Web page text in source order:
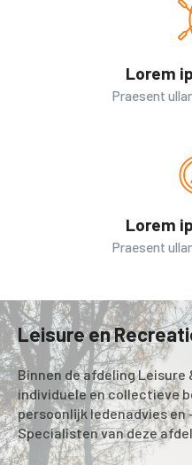
Lorem
Praesent
Lorem
Praesent
Leisure en
Binnen de afdeling
individuele en collectieve
persoonlijk ledenadvies en
Specialisten van deze